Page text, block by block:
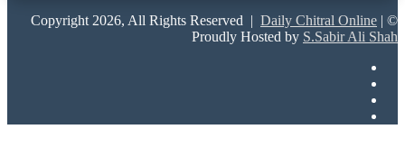
© Copyright 2026, All Rights Reserved |
Daily Chitral Online
Proudly Hosted by S.Sabir Ali Shah